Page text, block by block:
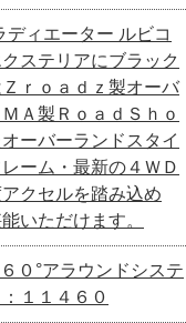
ィエーター ルビコ
ステリアにブラック
ｒｏａｄｚ製オーバ
Ａ製ＲｏａｄＳｈｏ
ーバーランドスタイ
ーム・最新の４ＷＤ
クセルを踏み込め
いただけます。
０°アラウンドシステ
１１４６０